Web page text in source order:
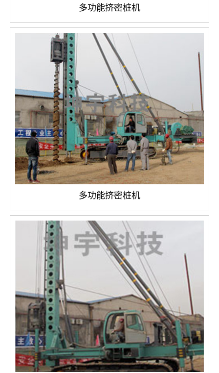
多功能挤密桩机
多功能挤密桩机